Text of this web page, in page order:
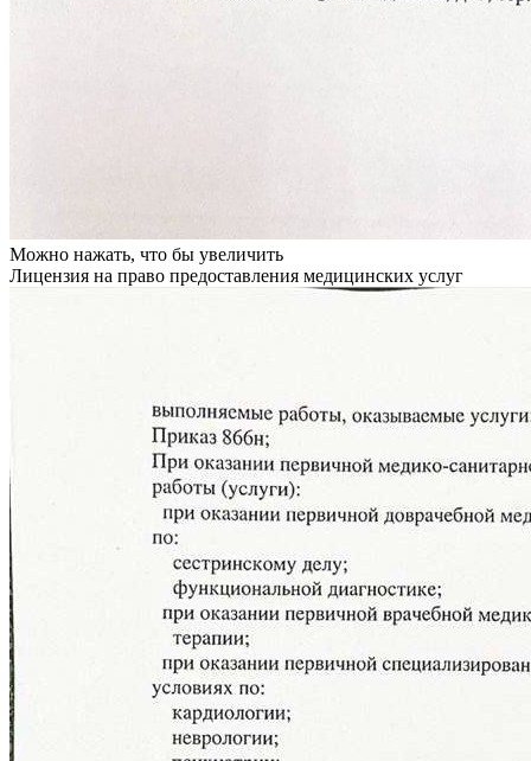
Можно нажать, что бы увеличить
Лицензия на право предоставления медицинских услуг